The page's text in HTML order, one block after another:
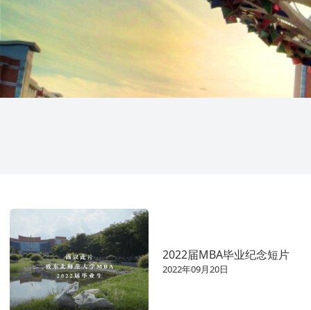
2022届MBA毕业纪念短片
2022年09月20日